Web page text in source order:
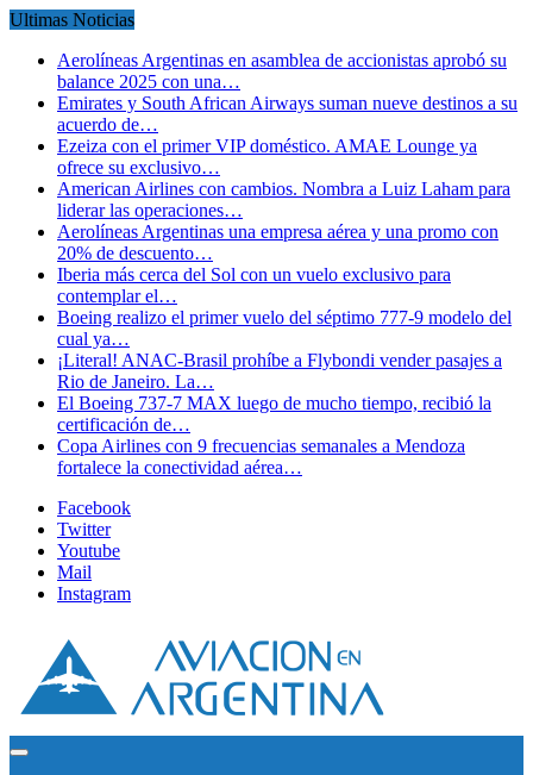
Ultimas Noticias
Aerolíneas Argentinas en asamblea de accionistas aprobó su
balance 2025 con una…
Emirates y South African Airways suman nueve destinos a su
acuerdo de…
Ezeiza con el primer VIP doméstico. AMAE Lounge ya
ofrece su exclusivo…
American Airlines con cambios. Nombra a Luiz Laham para
liderar las operaciones…
Aerolíneas Argentinas una empresa aérea y una promo con
20% de descuento…
Iberia más cerca del Sol con un vuelo exclusivo para
contemplar el…
Boeing realizo el primer vuelo del séptimo 777-9 modelo del
cual ya…
¡Literal! ANAC-Brasil prohíbe a Flybondi vender pasajes a
Rio de Janeiro. La…
El Boeing 737-7 MAX luego de mucho tiempo, recibió la
certificación de…
Copa Airlines con 9 frecuencias semanales a Mendoza
fortalece la conectividad aérea…
Facebook
Twitter
Youtube
Mail
Instagram